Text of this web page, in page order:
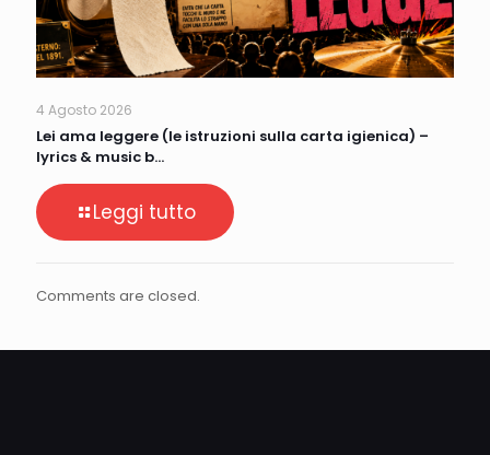
4 Agosto 2026
Lei ama leggere (le istruzioni sulla carta igienica) –
lyrics & music b…
Leggi tutto
Comments are closed.